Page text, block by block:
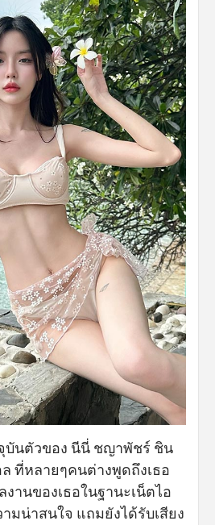
บันตัวของ นีนี่ ชญาพัชร์ ชิน
ที่หลายๆคนต่างพูดถึงเธอ
านของเธอในฐานะเน็ตไอ
มน่าสนใจ แถมยังได้รับเสียง